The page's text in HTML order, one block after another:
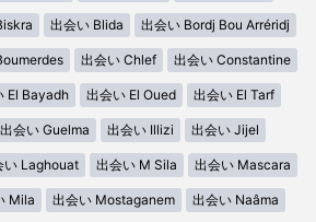
出会い Blida 出会い Bordj Bou Arréridj
出会い Chlef 出会い Constantine
El Bayadh 出会い El Oued 出会い El Tarf
出会い Guelma 出会い Illizi 出会い Jijel
い Laghouat 出会い M Sila 出会い Mascara
Mila 出会い Mostaganem 出会い Naâma